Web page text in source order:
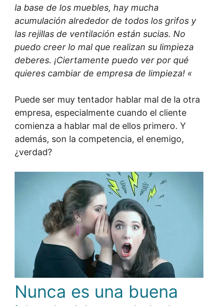
la base de los muebles, hay mucha
acumulación alrededor de todos los grifos y
las rejillas de ventilación están sucias. No
puedo creer lo mal que realizan su limpieza
deberes. ¡Ciertamente puedo ver por qué
quieres cambiar de empresa de limpieza! «
Puede ser muy tentador hablar mal de la otra
empresa, especialmente cuando el cliente
comienza a hablar mal de ellos primero. Y
además, son la competencia, el enemigo,
¿verdad?
Nunca es una buena